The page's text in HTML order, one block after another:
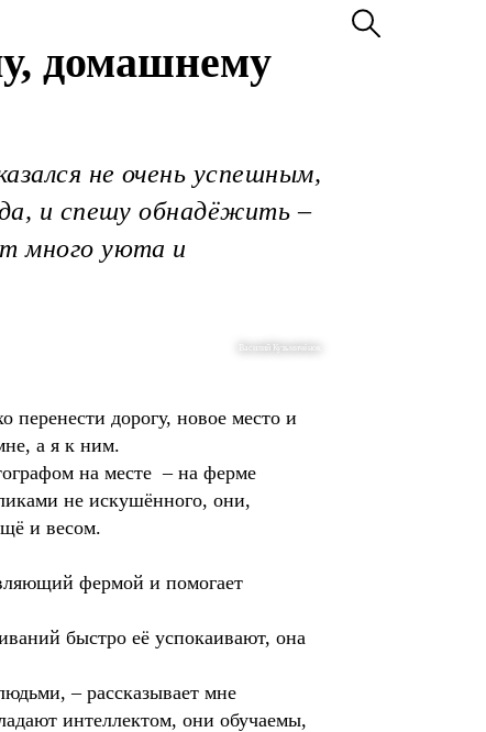
домашнему
не очень успешным,
и спешу обнадёжить –
много уюта и
Василий Кузьмичёнок
перенести дорогу, новое место и
а я к ним.
на месте – на ферме
не искушённого, они,
и весом.
фермой и помогает
быстро её успокаивают, она
– рассказывает мне
интеллектом, они обучаемы,